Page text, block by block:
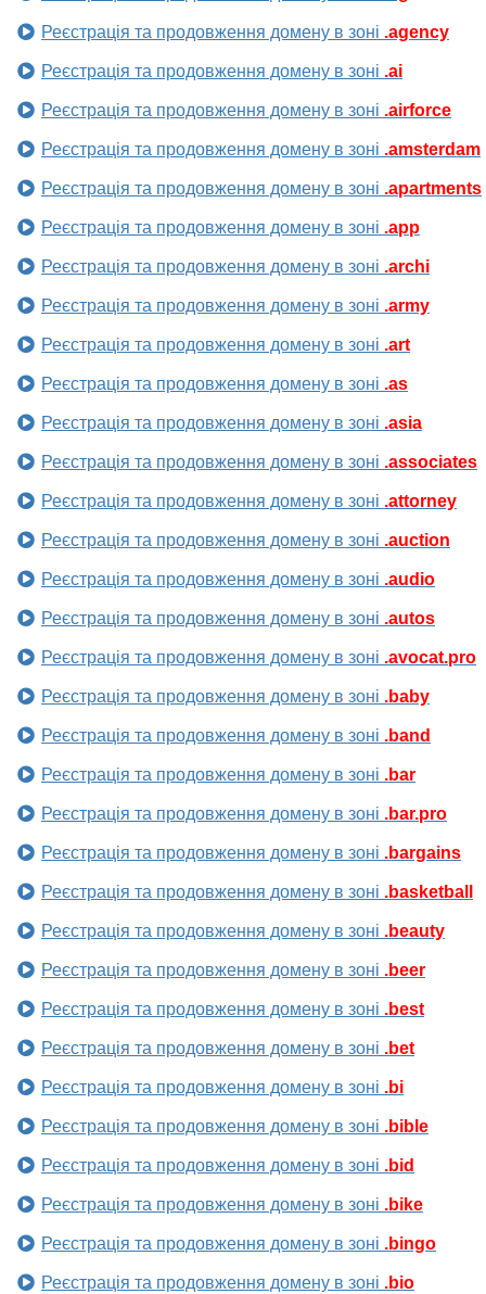
Реєстрація та продовження домену в зоні .agency
Реєстрація та продовження домену в зоні .ai
Реєстрація та продовження домену в зоні .airforce
Реєстрація та продовження домену в зоні .amsterdam
Реєстрація та продовження домену в зоні .apartments
Реєстрація та продовження домену в зоні .app
Реєстрація та продовження домену в зоні .archi
Реєстрація та продовження домену в зоні .army
Реєстрація та продовження домену в зоні .art
Реєстрація та продовження домену в зоні .as
Реєстрація та продовження домену в зоні .asia
Реєстрація та продовження домену в зоні .associates
Реєстрація та продовження домену в зоні .attorney
Реєстрація та продовження домену в зоні .auction
Реєстрація та продовження домену в зоні .audio
Реєстрація та продовження домену в зоні .autos
Реєстрація та продовження домену в зоні .avocat.pro
Реєстрація та продовження домену в зоні .baby
Реєстрація та продовження домену в зоні .band
Реєстрація та продовження домену в зоні .bar
Реєстрація та продовження домену в зоні .bar.pro
Реєстрація та продовження домену в зоні .bargains
Реєстрація та продовження домену в зоні .basketball
Реєстрація та продовження домену в зоні .beauty
Реєстрація та продовження домену в зоні .beer
Реєстрація та продовження домену в зоні .best
Реєстрація та продовження домену в зоні .bet
Реєстрація та продовження домену в зоні .bi
Реєстрація та продовження домену в зоні .bible
Реєстрація та продовження домену в зоні .bid
Реєстрація та продовження домену в зоні .bike
Реєстрація та продовження домену в зоні .bingo
Реєстрація та продовження домену в зоні .bio